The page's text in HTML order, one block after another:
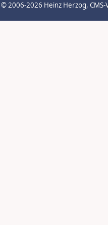
© 2006-2026 Heinz Herzog,